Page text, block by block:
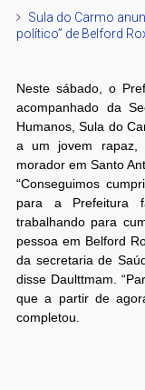
Sula do Carmo
político” de Belford
Neste sábado, o
acompanhado da
Humanos, Sula do
a um jovem rapaz,
morador em Santo
“Conseguimos
para a Prefeitura
trabalhando para
pessoa em Belford
da secretaria de
disse Daulttmam.
que a partir de
completou.